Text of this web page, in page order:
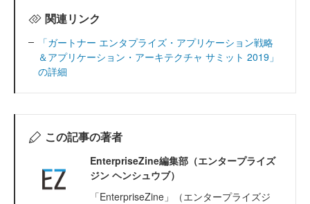
関連リンク
「ガートナー エンタプライズ・アプリケーション戦略
＆アプリケーション・アーキテクチャ サミット 2019」
の詳細
この記事の著者
EnterpriseZine編集部（エンタープライズ
ジン ヘンシュウブ）
「EnterpriseZine」（エンタープライズジ